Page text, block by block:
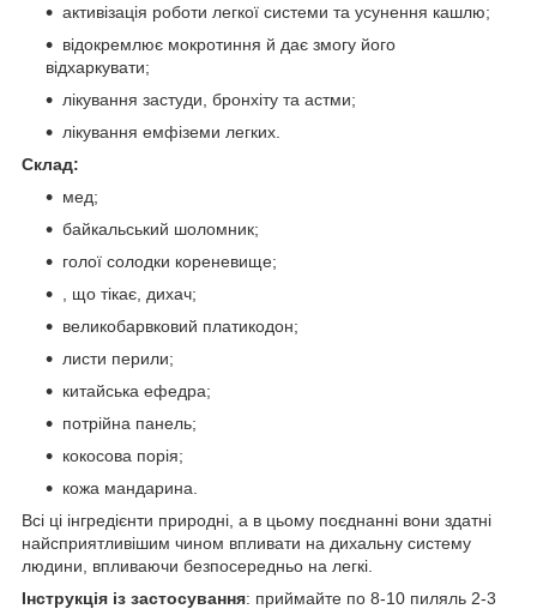
активізація роботи легкої системи та усунення кашлю;
відокремлює мокротиння й дає змогу його
відхаркувати;
лікування застуди, бронхіту та астми;
лікування емфіземи легких.
Склад:
мед;
байкальський шоломник;
голої солодки кореневище;
, що тікає, дихач;
великобарвковий платикодон;
листи перили;
китайська ефедра;
потрійна панель;
кокосова порія;
кожа мандарина.
Всі ці інгредієнти природні, а в цьому поєднанні вони здатні
найсприятливішим чином впливати на дихальну систему
людини, впливаючи безпосередньо на легкі.
Інструкція із застосування: приймайте по 8-10 пиляль 2-3